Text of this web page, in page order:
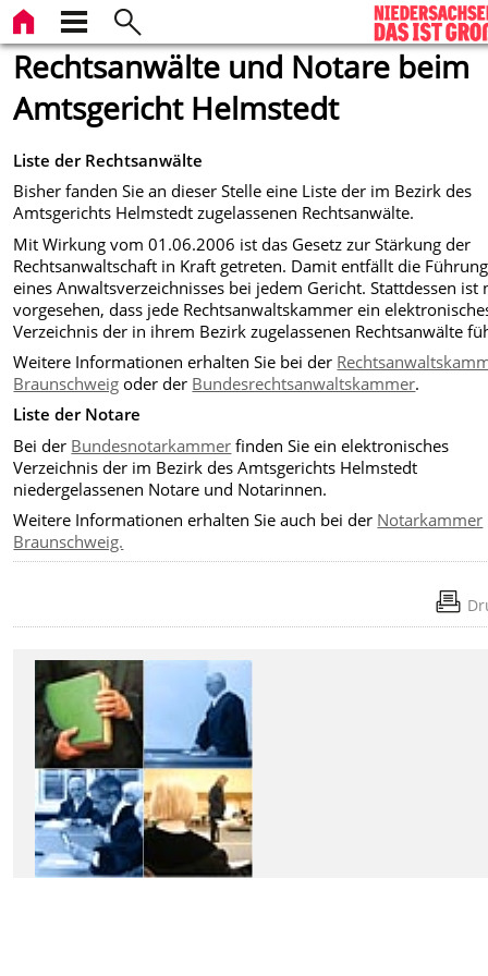
Rechtsanwälte und Notare beim
Amtsgericht Helmstedt
Liste der Rechtsanwälte
Bisher fanden Sie an dieser Stelle eine Liste der im Bezirk des
Amtsgerichts Helmstedt zugelassenen Rechtsanwälte.
Mit Wirkung vom 01.06.2006 ist das Gesetz zur Stärkung der
Rechtsanwaltschaft in Kraft getreten. Damit entfällt die Führung
eines Anwaltsverzeichnisses bei jedem Gericht. Stattdessen ist
vorgesehen, dass jede Rechtsanwaltskammer ein
Verzeichnis der in ihrem Bezirk zugelassenen Rechtsanwälte
Weitere Informationen erhalten Sie bei der
Braunschweig oder der Bundesrechtsanwaltskammer.
Liste der Notare
Bei der Bundesnotarkammer finden Sie ein elektronisches
Verzeichnis der im Bezirk des Amtsgerichts Helmstedt
niedergelassenen Notare und Notarinnen.
Weitere Informationen erhalten Sie auch bei der Notarkammer
Braunschweig.